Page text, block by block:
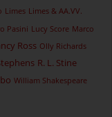
Limes Limes & AA.VV.
Pasini Lucy Score Marco
Ross Olly Richards
R. L. Stine
William Shakespeare